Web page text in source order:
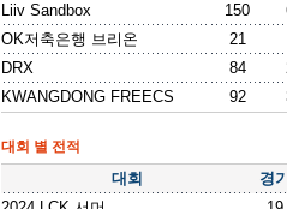
Liiv Sandbox
150
OK저축은행 브리온
21
DRX
84
KWANGDONG FREECS
92
대회 별 전적
대회
경